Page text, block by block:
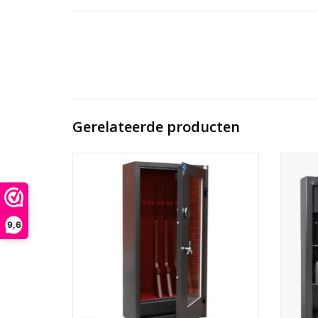
9,6
Gerelateerde producten
- 150x80x35 cm- speciale munitiekluis
onderin
- ledverlichting
- elektronisch slot
TOEVOEGEN AAN WINKELWAGEN
-